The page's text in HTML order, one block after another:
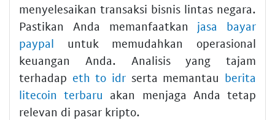
menyelesaikan transaksi bisnis lintas negara.
Pastikan Anda memanfaatkan jasa bayar
paypal untuk memudahkan operasional
keuangan Anda. Analisis yang tajam
terhadap eth to idr serta memantau berita
litecoin terbaru akan menjaga Anda tetap
relevan di pasar kripto.